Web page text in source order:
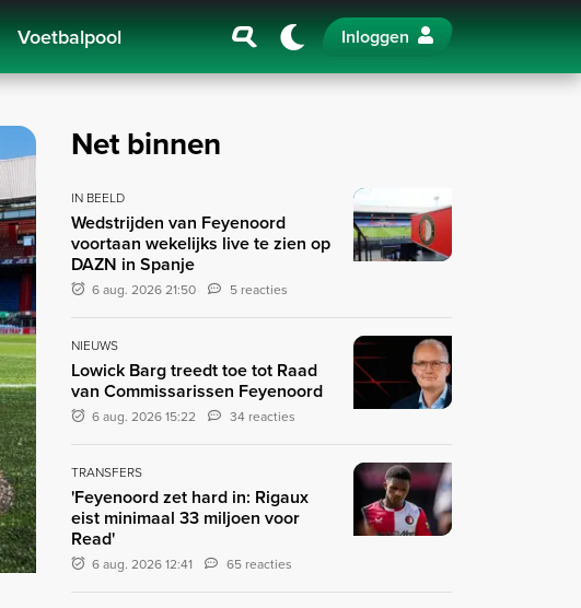
Voetbalpool Inloggen
Net binnen
IN BEELD
Wedstrijden van Feyenoord
voortaan wekelijks live te zien op
DAZN in Spanje
6 aug. 2026 21:50 5 reacties
NIEUWS
Lowick Barg treedt toe tot Raad
van Commissarissen Feyenoord
6 aug. 2026 15:22 34 reacties
TRANSFERS
'Feyenoord zet hard in: Rigaux
eist minimaal 33 miljoen voor
Read'
6 aug. 2026 12:41 65 reacties